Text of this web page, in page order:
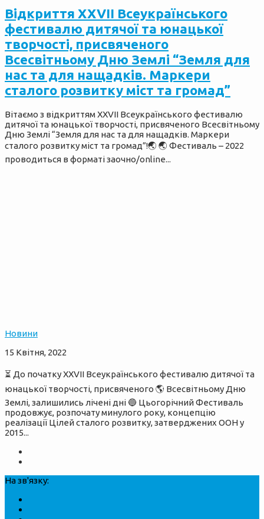
Відкриття XXVII Всеукраїнського
фестивалю дитячої та юнацької
творчості, присвяченого
Всесвітньому Дню Землі “Земля для
нас та для нащадків. Маркери
сталого розвитку міст та громад”
Вітаємо з відкриттям XXVII Всеукраїнського фестивалю
дитячої та юнацької творчості, присвяченого Всесвітньому
Дню Землі “Земля для нас та для нащадків. Маркери
сталого розвитку міст та громад”!🌏 🌏 Фестиваль – 2022
проводиться в форматі заочно/online...
Новини
15 Квітня, 2022
⏳ До початку XXVII Всеукраїнського фестивалю дитячої та
юнацької творчості, присвяченого 🌎 Всесвітньому Дню
Землі, залишились лічені дні 🔵 Цьогорічний Фестиваль
продовжує, розпочату минулого року, концепцію
реалізації Цілей сталого розвитку, затверджених ООН у
2015...
На зв'язку: